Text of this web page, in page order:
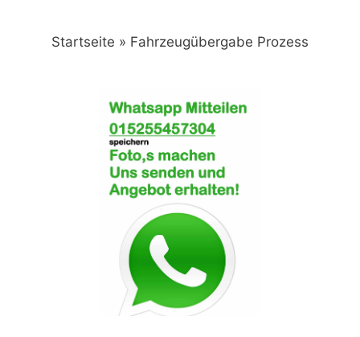
springenStartseite » Fahrzeugübergabe Prozess